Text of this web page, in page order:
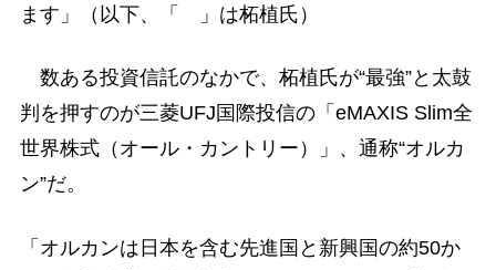
ます」（以下、「 」は柘植氏）
数ある投資信託のなかで、柘植氏が“最強”と太鼓
判を押すのが三菱UFJ国際投信の「eMAXIS Slim全
世界株式（オール・カントリー）」、通称“オルカ
ン”だ。
「オルカンは日本を含む先進国と新興国の約50か